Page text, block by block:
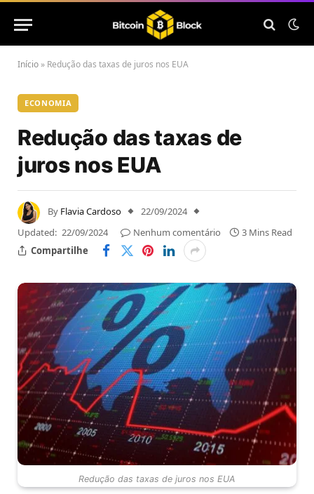
Início » Redução das taxas de juros nos EUA
ECONOMIA
Redução das taxas de
juros nos EUA
By Flavia Cardoso
22/09/2024
Updated: 22/09/2024 Nenhum comentário
3 Mins Read
Compartilhe
Redução das taxas de juros nos EUA